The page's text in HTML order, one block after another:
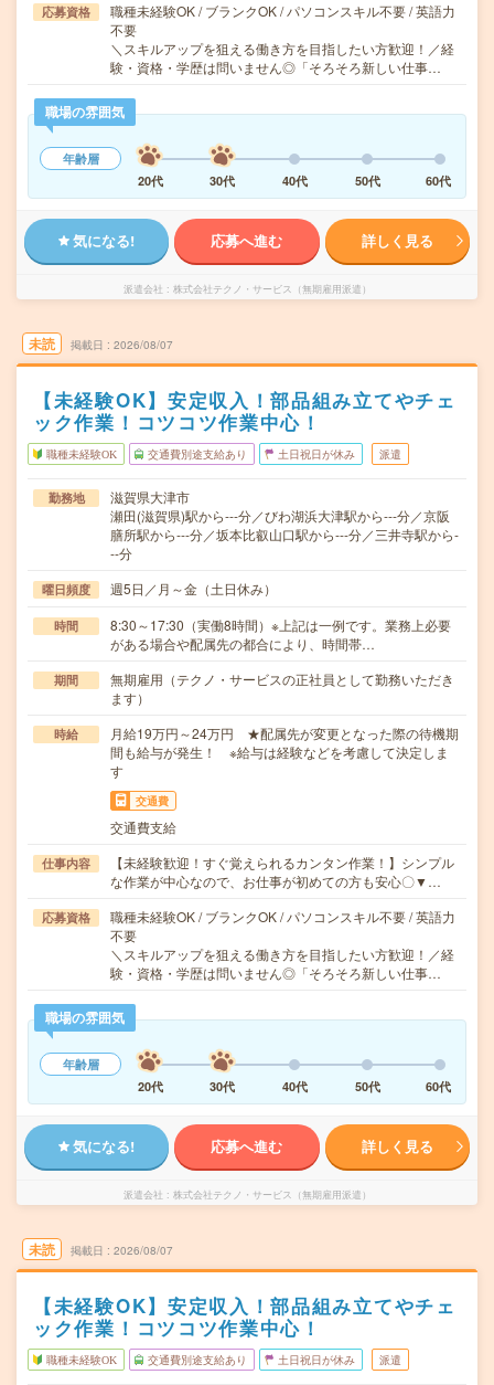
応募資格
職種未経験OK / ブランクOK / パソコンスキル不要 / 英語力
不要
＼スキルアップを狙える働き方を目指したい方歓迎！／経
験・資格・学歴は問いません◎「そろそろ新しい仕事…
職場の雰囲気
年齢層
20代
30代 40代 50代 60代
気になる! 応募へ進む 詳しく見る
派遣会社 株式会社テクノ・サービス（無期雇用派遣）
未読 掲載日 2026/08/07
【未経験OK】安定収入！部品組み立てやチェ
ック作業！コツコツ作業中心！
職種未経験OK 交通費別途支給あり 土日祝日が休み 派遣
勤務地
滋賀県大津市
瀬田(滋賀県)駅から---分／びわ湖浜大津駅から---分／京阪
膳所駅から---分／坂本比叡山口駅から---分／三井寺駅から-
--分
曜日頻度 週5日／月～金（土日休み）
時間
8:30～17:30（実働8時間）※上記は一例です。業務上必要
がある場合や配属先の都合により、時間帯…
期間
無期雇用（テクノ・サービスの正社員として勤務いただき
ます）
時給
月給19万円～24万円 ★配属先が変更となった際の待機期
間も給与が発生！ ※給与は経験などを考慮して決定しま
す
交通費
交通費支給
仕事内容
【未経験歓迎！すぐ覚えられるカンタン作業！】シンプル
な作業が中心なので、お仕事が初めての方も安心〇▼…
応募資格
職種未経験OK / ブランクOK / パソコンスキル不要 / 英語力
不要
＼スキルアップを狙える働き方を目指したい方歓迎！／経
験・資格・学歴は問いません◎「そろそろ新しい仕事…
職場の雰囲気
年齢層
20代
30代 40代 50代 60代
気になる! 応募へ進む 詳しく見る
派遣会社 株式会社テクノ・サービス（無期雇用派遣）
未読 掲載日 2026/08/07
【未経験OK】安定収入！部品組み立てやチェ
ック作業！コツコツ作業中心！
職種未経験OK 交通費別途支給あり 土日祝日が休み 派遣